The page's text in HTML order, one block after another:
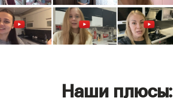
Наши плюсы: